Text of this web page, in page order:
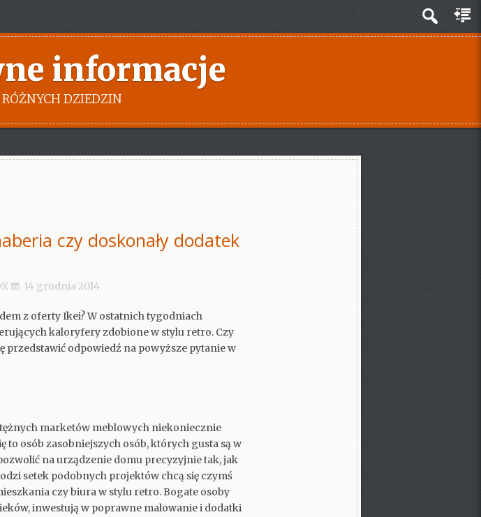
informacje
DZIEDZIN
czy doskonały dodatek
14 grudnia 2014
z oferty Ikei? W ostatnich tygodniach
kaloryfery zdobione w stylu retro. Czy
przedstawić odpowiedź na powyższe pytanie w
marketów meblowych niekoniecznie
to osób zasobniejszych osób, których gusta są w
na urządzenie domu precyzyjnie tak, jak
setek podobnych projektów chcą się czymś
czy biura w stylu retro. Bogate osoby
inwestują w poprawne malowanie i dodatki